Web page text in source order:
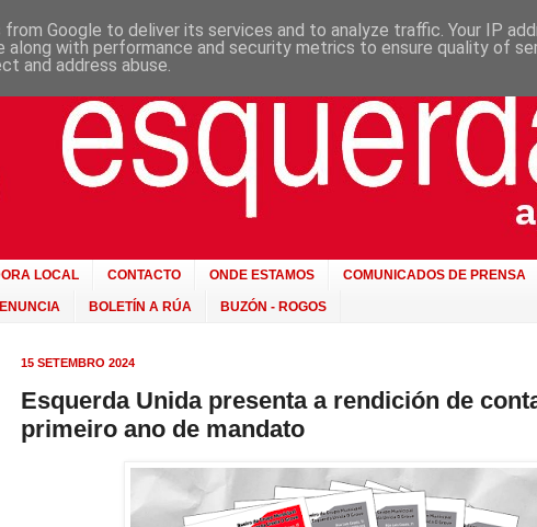
LOCAL CONTACTO ONDE ESTAMOS COMUNICADOS DE PRENSA
BOLETÍN A RÚA BUZÓN - ROGOS
15 SETEMBRO 2024
Esquerda Unida presenta a rendición de
primeiro ano de mandato
Google to deliver its services and to analyze traffic. Your IP
along with performance and security metrics to ensure quality of
and address abuse.